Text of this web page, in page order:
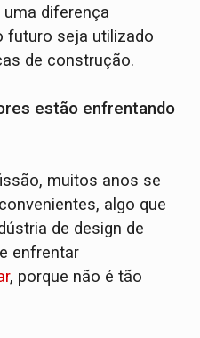
diferença
futuro seja utilizado
de construção.
estão enfrentando
muitos anos se
algo que
de design de
enfrentar
, porque não é tão